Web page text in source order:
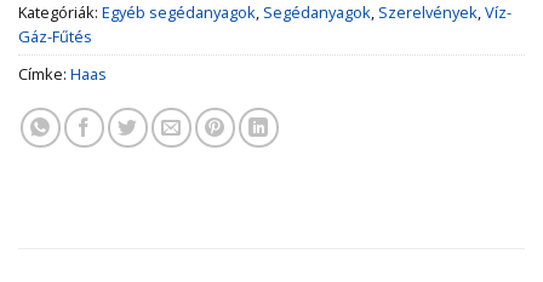
Kategóriák: Egyéb segédanyagok, Segédanyagok, Szerelvények,Víz-
Gáz-Fűtés
Címke: Haas